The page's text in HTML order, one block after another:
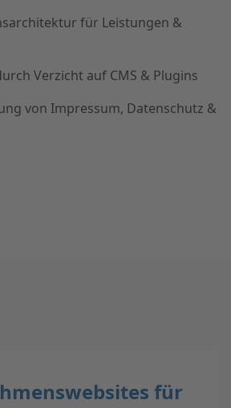
für Leistungen &
Verzicht auf CMS & Plugins
von Impressum, Datenschutz &
für